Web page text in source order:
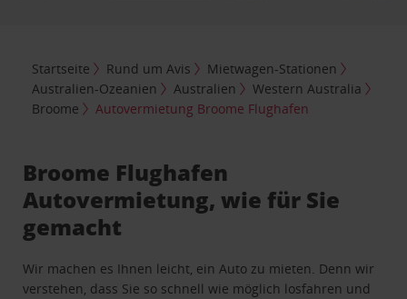
Startseite Rund um Avis
Mietwagen-Stationen
Australien-Ozeanien
Australien
Western Australia
Broome
Autovermietung Broome Flughafen
Broome Flughafen
Autovermietung, wie für Sie
gemacht
Wir machen es Ihnen leicht, ein Auto zu mieten. Denn wir
verstehen, dass Sie so schnell wie möglich losfahren und